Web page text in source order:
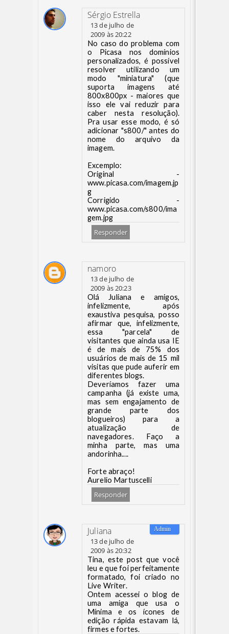
Sérgio Estrella
13 de julho de
2009 às 20:22
No caso do problema com
o Picasa nos domínios
personalizados, é possível
resolver utilizando um
modo "miniatura" (que
suporta imagens até
800x800px - maiores que
isso ele vai reduzir para
caber nesta resolução).
Pra usar esse modo, é só
adicionar "s800/" antes do
nome do arquivo da
imagem.
Excemplo:
Original -
www.picasa.com/imagem.jp
g
Corrigido -
www.picasa.com/s800/ima
gem.jpg
Responder
namoro
13 de julho de
2009 às 20:23
Olá Juliana e amigos,
infelizmente, após
exaustiva pesquisa, posso
afirmar que, infelizmente,
essa "parcela" de
visitantes que ainda usa IE
é de mais de 75% dos
usuários de mais de 15 mil
visitas que pude auferir em
diferentes blogs.
Deveríamos fazer uma
campanha (já existe uma,
mas sem engajamento de
grande parte dos
blogueiros) para a
atualização de
navegadores. Faço a
minha parte, mas uma
andorinha....
Forte abraço!
Aurelio Martuscelli
Responder
Juliana
13 de julho de
2009 às 20:32
Tina, este post que você
leu e que foi perfeitamente
formatado, foi criado no
Live Writer.
Ontem acessei o blog de
uma amiga que usa o
Mínima e os ícones de
edição rápida estavam lá,
firmes e fortes.